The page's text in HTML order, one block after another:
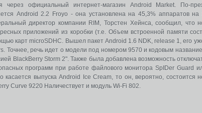
через официальный интернет-магазин Android Market. По-
Android 2.2 Froyo - она установлена на 45,3% аппаратов на
директор компании RIM, Торстен Хейнса, сообщил, что
приложений из коробки (т.е. Объем встроенной памяти
карт microSDHC. Вышел пакет Android 1.6 NDK, release 1, его
Точнее, речь идет о модели под номером 9570 и кодовым
BlackBerry Storm 2". Также была добавлена возможность
программ при работе файлового монитора SpIDer Guard
касается выпуска Android Ice Cream, то он, вероятно, состоится
Curve 9220 Наличествует и модуль Wi-Fi 802.